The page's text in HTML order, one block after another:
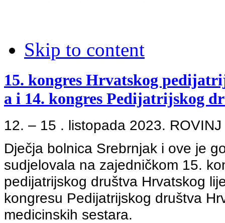
Skip to content
15. kongres Hrvatskog
a i 14. kongres Pedijatrijskog
12. – 15 . listopada 2023.
Dječja bolnica Srebrnjak i ove je
sudjelovala na zajedničkom 15.
pedijatrijskog društva Hrvatskog
kongresu Pedijatrijskog društva
medicinskih sestara.